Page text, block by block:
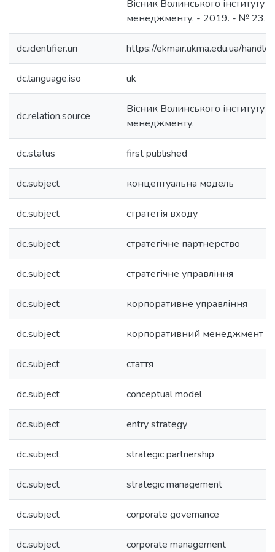
Вісник Волинського інституту
менеджменту. - 2019. - № 23. -
dc.identifier.uri https://ekmair.ukma.edu.ua/
dc.language.iso uk
dc.relation.source
Вісник Волинського інституту
менеджменту.
dc.status first published
dc.subject концептуальна модель
dc.subject стратегія входу
dc.subject стратегічне партнерство
dc.subject стратегічне управління
dc.subject корпоративне управління
dc.subject корпоративний менеджмент
dc.subject стаття
dc.subject conceptual model
dc.subject entry strategy
dc.subject strategic partnership
dc.subject strategic management
dc.subject corporate governance
dc.subject corporate management